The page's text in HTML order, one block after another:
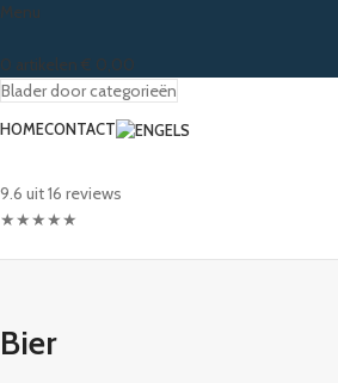
Menu
0 artikelen € 0,00
Blader door categorieën
HOMECONTACT
9.6 uit 16 reviews
★★★★★
Bier